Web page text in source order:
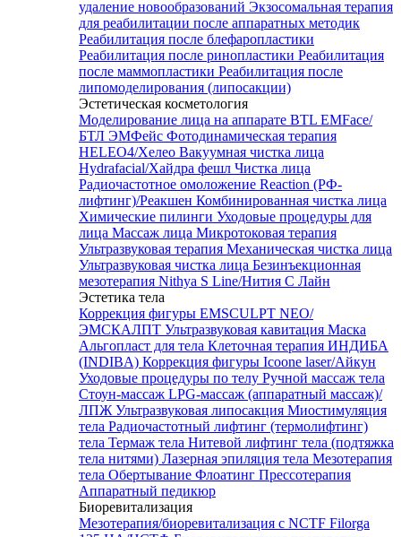
удаление новообразований Экзосомальная терапия
для реабилитации после аппаратных методик
Реабилитация после блефаропластики
Реабилитация после ринопластики Реабилитация
после маммопластики Реабилитация после
липомоделирования (липосакции)
Эстетическая косметология
Моделирование лица на аппарате BTL EMFace/
БТЛ ЭМФейс Фотодинамическая терапия
HELEO4/Хелео Вакуумная чистка лица
Hydrafacial/Хайдра фешл Чистка лица
Радиочастотное омоложение Reaction (РФ-
лифтинг)/Реакшен Комбинированная чистка лица
Химические пилинги Уходовые процедуры для
лица Массаж лица Микротоковая терапия
Ультразвуковая терапия Механическая чистка лица
Ультразвуковая чистка лица Безинъекционная
мезотерапия Nithya S Line/Нития С Лайн
Эстетика тела
Коррекция фигуры EMSCULPT NEO/
ЭМСКАЛПТ Ультразвуковая кавитация Маска
Альгопласт для тела Клеточная терапия ИНДИБА
(INDIBA) Коррекция фигуры Icoone laser/Айкун
Уходовые процедуры по телу Ручной массаж тела
Стоун-массаж LPG-массаж (аппаратный массаж)/
ЛПЖ Ультразвуковая липосакция Миостимуляция
тела Радиочастотный лифтинг (термолифтинг)
тела Термаж тела Нитевой лифтинг тела (подтяжка
тела нитями) Лазерная эпиляция тела Мезотерапия
тела Обертывание Флоатинг Прессотерапия
Аппаратный педикюр
Биоревитализация
Мезотерапия/биоревитализация с NCTF Filorga